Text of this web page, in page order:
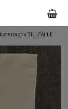
TILLFÄLLE